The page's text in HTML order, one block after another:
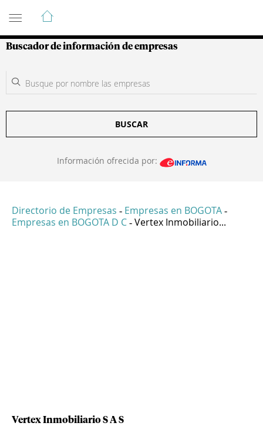
Guía de Empresas Colombianas
Buscador de información de empresas
BUSCAR
Información ofrecida por:
Directorio de Empresas - Empresas en BOGOTA -
Empresas en BOGOTA D C - Vertex Inmobiliario...
Vertex Inmobiliario S A S